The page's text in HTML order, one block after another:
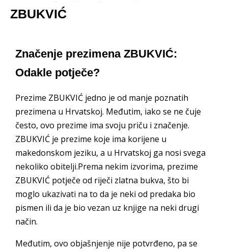
ZBUKVIĆ
Značenje prezimena ZBUKVIĆ:
Odakle potječe?
Prezime ZBUKVIĆ jedno je od manje poznatih
prezimena u Hrvatskoj. Međutim, iako se ne čuje
često, ovo prezime ima svoju priču i značenje.
ZBUKVIĆ je prezime koje ima korijene u
makedonskom jeziku, a u Hrvatskoj ga nosi svega
nekoliko obitelji.Prema nekim izvorima, prezime
ZBUKVIĆ potječe od riječi zlatna bukva, što bi
moglo ukazivati na to da je neki od predaka bio
pismen ili da je bio vezan uz knjige na neki drugi
način.
Međutim, ovo objašnjenje nije potvrđeno, pa se